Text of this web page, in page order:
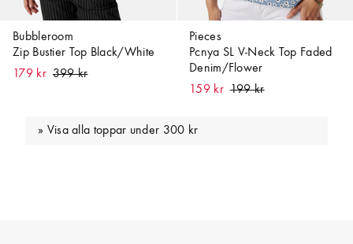
Bubbleroom
Zip Bustier Top Black/White
179 kr
Pieces
Pcnya SL V-Neck Top Faded
Denim/Flower
159 kr
Visa alla toppar under 300 kr